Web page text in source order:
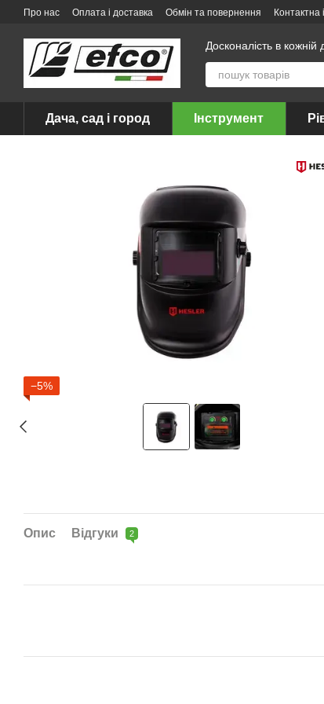
Перейти до основного контенту
Про нас Оплата і доставка Обмін та повернення Контактна
Досконалість в кожній
Дача, сад і город Інструмент
−5%
Опис Відгуки 2